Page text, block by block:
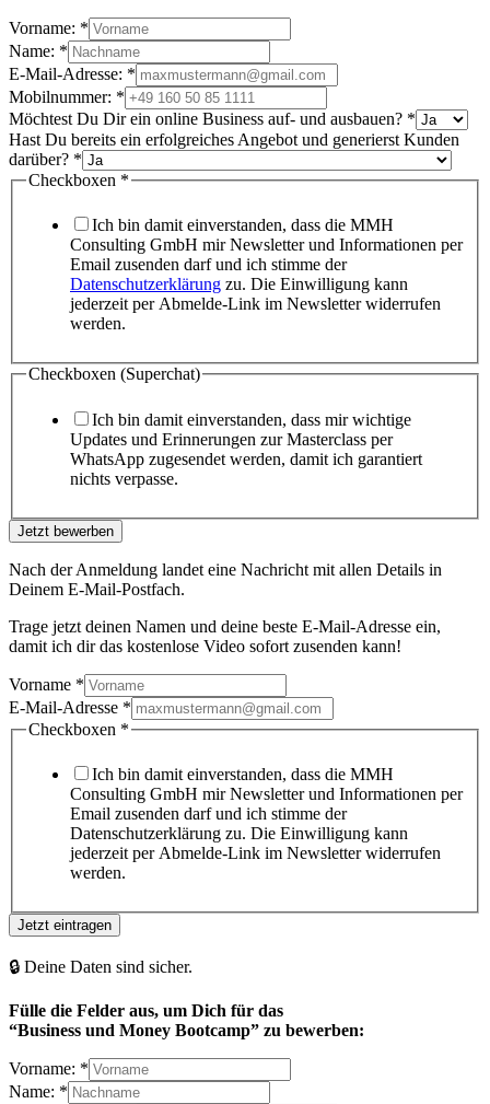
Vorname: *
Name: *
E-Mail-Adresse: *
Mobilnummer: *
Möchtest Du Dir ein online Business auf- und ausbauen? *
Hast Du bereits ein erfolgreiches Angebot und generierst Kunden
darüber? *
Checkboxen *
Ich bin damit einverstanden, dass die MMH
Consulting GmbH mir Newsletter und Informationen per
Email zusenden darf und ich stimme der
Datenschutzerklärung zu. Die Einwilligung kann
jederzeit per Abmelde-Link im Newsletter widerrufen
werden.
Checkboxen (Superchat)
Ich bin damit einverstanden, dass mir wichtige
Updates und Erinnerungen zur Masterclass per
WhatsApp zugesendet werden, damit ich garantiert
nichts verpasse.
Jetzt bewerben
Nach der Anmeldung landet eine Nachricht mit allen Details in
Deinem E-Mail-Postfach.
Trage jetzt deinen Namen und deine beste E-Mail-Adresse ein,
damit ich dir das kostenlose Video sofort zusenden kann!
Vorname *
E-Mail-Adresse *
Checkboxen *
Ich bin damit einverstanden, dass die MMH
Consulting GmbH mir Newsletter und Informationen per
Email zusenden darf und ich stimme der
Datenschutzerklärung zu. Die Einwilligung kann
jederzeit per Abmelde-Link im Newsletter widerrufen
werden.
Jetzt eintragen
🔒 Deine Daten sind sicher.
Fülle die Felder aus, um Dich für das
“Business und Money Bootcamp” zu bewerben:
Vorname: *
Name: *